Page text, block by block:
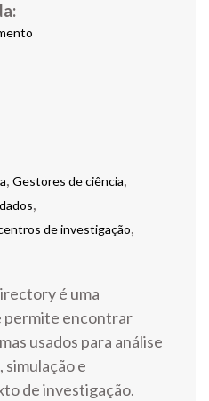
é uma
permite encontrar
usados para análise
simulação e
de investigação.
, Gestores de ciência,
,
de investigação,